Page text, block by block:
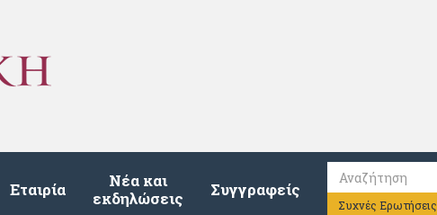
Εταιρία
Νέα και
εκδηλώσεις
Συγγραφείς
Συχνές Ερωτήσεις